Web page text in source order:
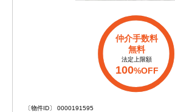
仲介手数料
無料
法定上限額
100%OFF
〔物件ID〕 0000191595